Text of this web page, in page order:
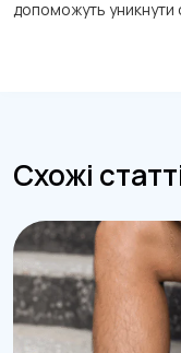
допоможуть уникнути
Схожі